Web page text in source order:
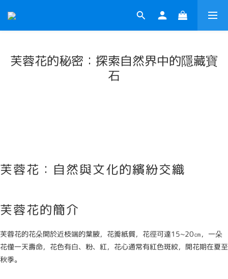
芙蓉花的秘密：探索自然界中的隱藏寶
石
芙蓉花：自然與文化的繽紛交織
芙蓉花的簡介
芙蓉花的花朵開於近枝端的葉腋，花瓣紙質，花徑可達15~20㎝，一朵
花僅一天壽命，花色有白、粉、紅，花心通常有紅色斑紋，開花期在夏至
秋季。